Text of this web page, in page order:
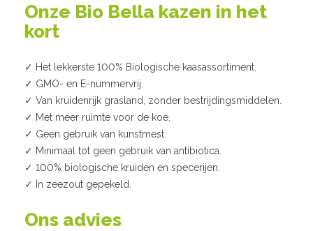
Onze Bio Bella kazen in het
kort
✓ Het lekkerste 100% Biologische kaasassortiment.
✓ GMO- en E-nummervrij.
✓ Van kruidenrijk grasland, zonder bestrijdingsmiddelen.
✓ Met meer ruimte voor de koe.
✓ Geen gebruik van kunstmest.
✓ Minimaal tot geen gebruik van antibiotica.
✓ 100% biologische kruiden en specerijen.
✓ In zeezout gepekeld.
Ons advies